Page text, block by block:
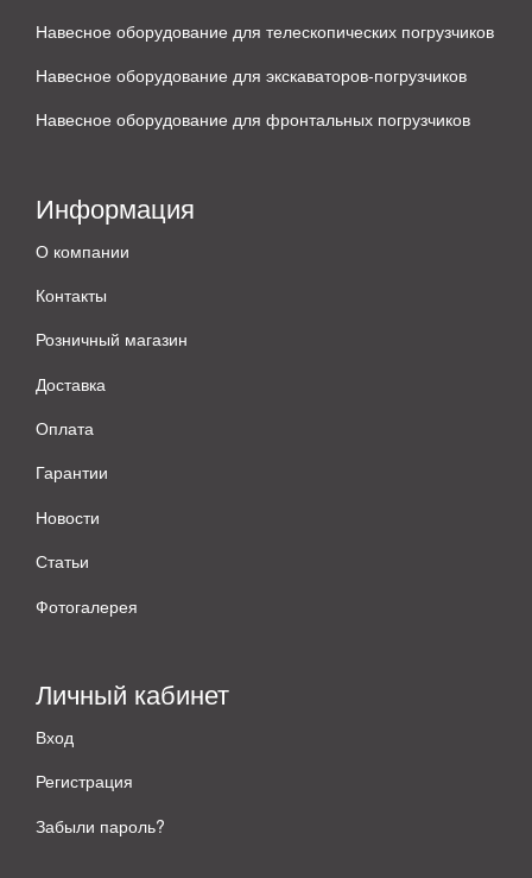
Навесное оборудование для телескопических погрузчиков
Навесное оборудование для экскаваторов-погрузчиков
Навесное оборудование для фронтальных погрузчиков
Информация
О компании
Контакты
Розничный магазин
Доставка
Оплата
Гарантии
Новости
Статьи
Фотогалерея
Личный кабинет
Вход
Регистрация
Забыли пароль?